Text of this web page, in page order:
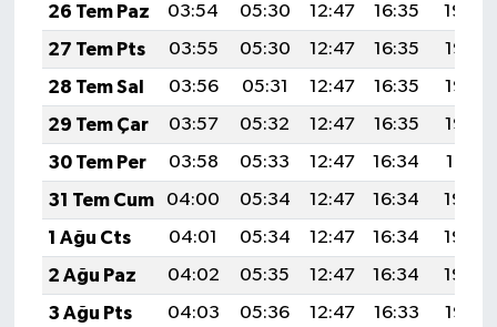
26 Tem Paz
03:54 05:30 12:47 16:35
19:54
27 Tem Pts
03:55 05:30 12:47 16:35
19:53
28 Tem Sal
03:56 05:31 12:47 16:35
19:52
29 Tem Çar
03:57 05:32 12:47 16:35
19:52
30 Tem Per
03:58 05:33 12:47 16:34
19:51
31 Tem Cum
04:00 05:34 12:47 16:34
19:50
1 Ağu Cts
04:01 05:34 12:47 16:34
19:49
2 Ağu Paz
04:02 05:35 12:47 16:34
19:48
3 Ağu Pts
04:03 05:36 12:47 16:33
19:47